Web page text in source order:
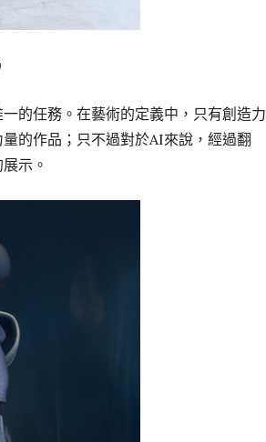
的任務。在藝術的定義中，只有創造力
的作品；只不過對於AI來說，經過翻
示。